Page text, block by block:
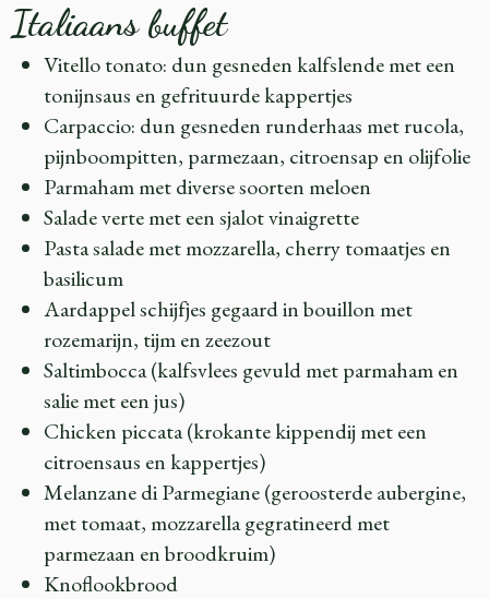
Italiaans buffet
Vitello tonato: dun gesneden kalfslende met een
tonijnsaus en gefrituurde kappertjes
Carpaccio: dun gesneden runderhaas met rucola,
pijnboompitten, parmezaan, citroensap en olijfolie
Parmaham met diverse soorten meloen
Salade verte met een sjalot vinaigrette
Pasta salade met mozzarella, cherry tomaatjes en
basilicum
Aardappel schijfjes gegaard in bouillon met
rozemarijn, tijm en zeezout
Saltimbocca (kalfsvlees gevuld met parmaham en
salie met een jus)
Chicken piccata (krokante kippendij met een
citroensaus en kappertjes)
Melanzane di Parmegiane (geroosterde aubergine,
met tomaat, mozzarella gegratineerd met
parmezaan en broodkruim)
Knoflookbrood